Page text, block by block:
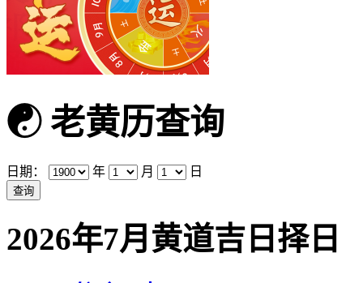
☯老黄历查询
日期： 年 月 日
2026年7月黄道吉日择日